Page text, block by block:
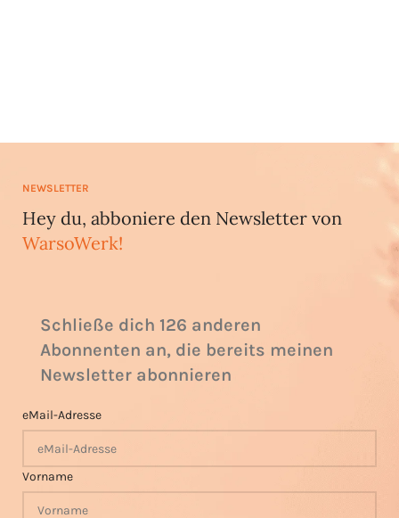
NEWSLETTER
Hey du, abboniere den Newsletter von
WarsoWerk!
Schließe dich 126 anderen
Abonnenten an, die bereits meinen
Newsletter abonnieren
eMail-Adresse
Vorname